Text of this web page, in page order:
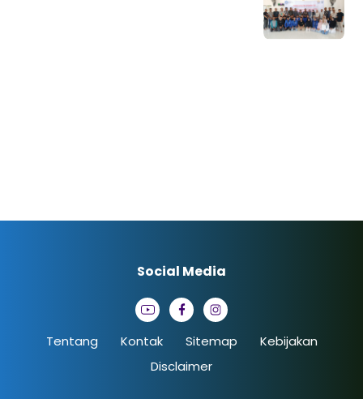
Tentang Kontak Sitemap
Kebijakan
Disclaimer
Social Media